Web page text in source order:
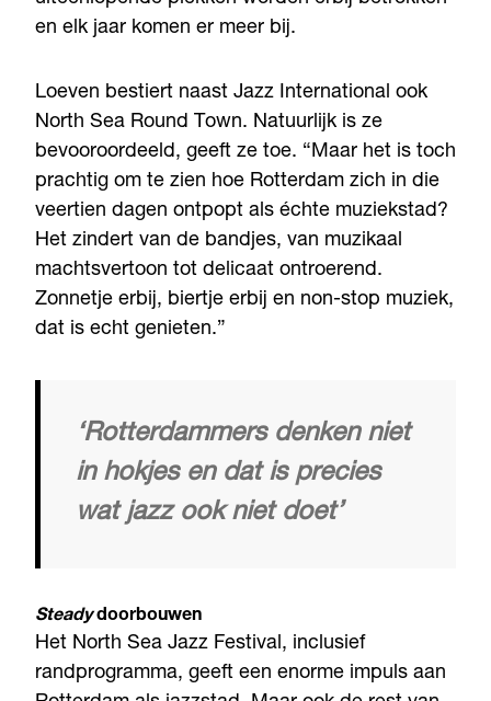
en elk jaar komen er meer bij.
Loeven bestiert naast Jazz International ook
North Sea Round Town. Natuurlijk is ze
bevooroordeeld, geeft ze toe. “Maar het is toch
prachtig om te zien hoe Rotterdam zich in die
veertien dagen ontpopt als échte muziekstad?
Het zindert van de bandjes, van muzikaal
machtsvertoon tot delicaat ontroerend.
Zonnetje erbij, biertje erbij en non-stop muziek,
dat is echt genieten.”
‘Rotterdammers denken niet
in hokjes en dat is precies
wat jazz ook niet doet’
Steadydoorbouwen
Het North Sea Jazz Festival, inclusief
randprogramma, geeft een enorme impuls aan